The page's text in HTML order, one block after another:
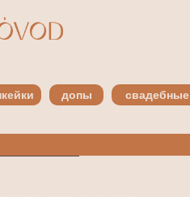
свадебные
допы